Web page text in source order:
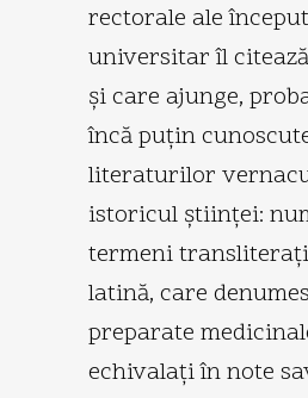
rectorale ale
universitar îl
şi care ajunge,
încă puţin
literaturilor
istoricul ştiinţei:
termeni
latină, care
preparate
echivalaţi în note